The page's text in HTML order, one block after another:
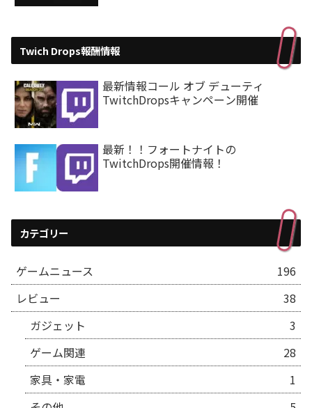
Twich Drops報酬情報
最新情報コール オブ デューティ
TwitchDropsキャンペーン開催
最新！！フォートナイトの
TwitchDrops開催情報！
カテゴリー
ゲームニュース
196
レビュー
38
ガジェット
3
ゲーム関連
28
家具・家電
1